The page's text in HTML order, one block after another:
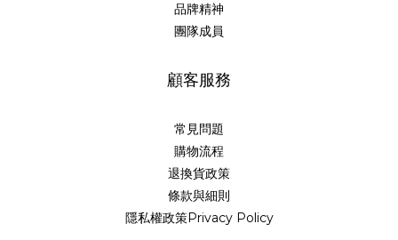
品牌精神
團隊成員
顧客服務
常見問題
購物流程
退換貨政策
條款與細則
隱私權政策Privacy Policy